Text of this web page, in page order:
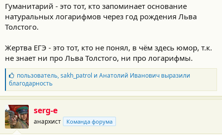
Гуманитарий - это тот, кто запоминает основание
натуральных логарифмов через год рождения Льва
Толстого.
Жертва ЕГЭ - это тот, кто не понял, в чём здесь юмор, т.к.
не знает ни про Льва Толстого, ни про логарифмы.
Б
л
а
г
о
д
а
р
пользователь,sakh_patrol и Анатолий Ивановичвыразили
благодарность
serg-e
анархист Команда форума